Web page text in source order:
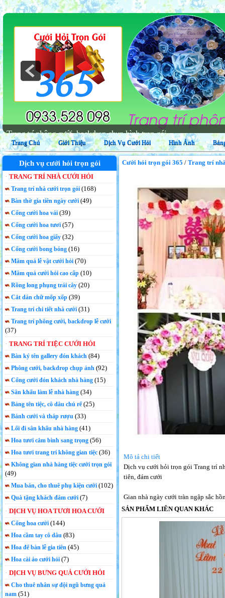
Trang Chủ Giới Thiệu Dịch Vụ Cưới Hỏi Hình Ảnh
Dịch vụ cưới hỏi trọn gói
TRANG TRÍ NHÀ CƯỚI HỎI
Trang trí nhà cưới trọn gói (168)
Bàn thờ gia tiên ngày cưới (49)
Cổng cưới hoa vải (39)
Cổng cưới hoa tươi (57)
Cổng cưới hoa giấy (32)
Cổng cưới bong bóng (16)
Mâm quả lễ vật cưới hỏi (70)
Mâm quả cưới hỏi cao cấp (10)
Rồng long phụng trái cây (20)
Cắt dán chữ mốp xốp (39)
Trang trí chi tiết nhà cưới (31)
Trang trí phông cưới, backdrop lễ cưới
(37)
TRANG TRÍ TIỆC CƯỚI HỎI
Bàn ký tên gallery đón khách (84)
Phông cưới, backdrop chụp ảnh (92)
Cổng cưới đón khách nhà hàng (15)
Sân khấu làm lễ nhà hàng (34)
Bảng tên tiệc, cô dâu chú rể(25)
Bánh cưới và tháp rượu (33)
Lối đi sân khấu nhà hàng (41)
Hoa tươi cắm bình sang trọng (56)
Hoa tươi trang trí không gian tiệc (36)
Không gian nhà hàng tiệc cưới trọn gói
(49)
Mua bán, cho thuê phụ kiện cưới (102)
Quà tặng khách đám cưới (7)
DỊCH VỤ HOA TƯƠI HOA CƯỚI
Cổng hoa cưới (144)
Hoa cầm tay cô dâu(83)
Hoa để bàn lễ gia tiên (45)
Hoa cài áo cưới hỏi (7)
DỊCH VỤ BƯNG QUẢ CƯỚI HỎI
Cho thuê nhân sự đội ngũ bưng quả
nam (51)
Cưới hỏi trọn gói 365 / Trang trí
Mô tả chi tiết
Dịch vụ cưới hỏi trọn gói Trang trí
tiên, đám cưới
Gian nhà ngày cưới tràn ngập sắc
SẢN PHẨM LIÊN QUAN KHÁC